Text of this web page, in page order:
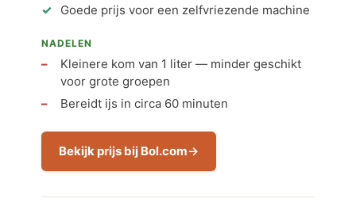
Goede prijs voor een zelfvriezende machine
NADELEN
Kleinere kom van 1 liter — minder geschikt
voor grote groepen
Bereidt ijs in circa 60 minuten
Bekijk prijs bij Bol.com